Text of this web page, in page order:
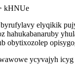
kHNUe
elyqikik
hahukabanaruby
obytixozolep
ycyvajyh icyg